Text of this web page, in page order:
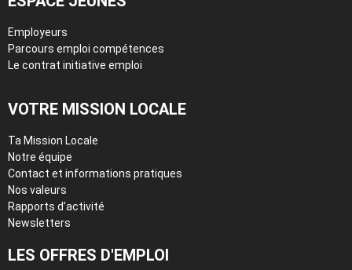
Employeurs
Parcours emploi compétences
Le contrat initiative emploi
VOTRE MISSION LOCALE
Ta Mission Locale
Notre équipe
Contact et informations pratiques
Nos valeurs
Rapports d’activité
Newsletters
LES OFFRES D'EMPLOI